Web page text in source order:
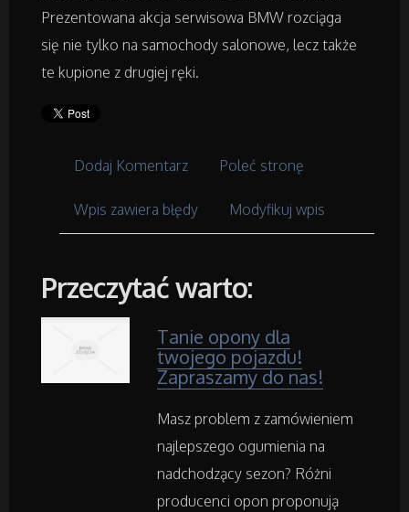
Meble
Wyposażenie Wnętrz
Sport
Elektronika, RTV, AGD
Art. Dla Zwierząt
Ogród, Rośliny
Chemia
Art. Spożywcze
Prezentowana akcja serwisowa BMW rozciąga
się nie tylko na samochody salonowe, lecz także
te kupione z drugiej ręki.
Dodaj Komentarz Poleć stronę
Wpis zawiera błędy Modyfikuj wpis
Przeczytać warto:
Tanie opony dla
twojego pojazdu!
Zapraszamy do nas!
Masz problem z zamówieniem
najlepszego ogumienia na
nadchodzący sezon? Różni
producenci opon proponują